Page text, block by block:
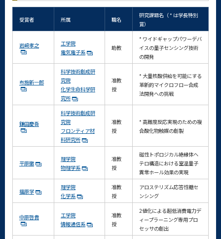
受賞者 所属 職名
研究課題名（ * は学長特別
賞）
岩﨑孝之
工学院
電気電子系
助教
* ワイドギャップパワーデバ
イスの量子センシング技術
の開発
布施新一郎
科学技術創成研
究院
化学生命科学研
究所
准教
授
* 大量核酸供給を可能にする
革新的マイクロフロー合成
法開発への挑戦
鎌田慶吾
科学技術創成研
究院
フロンティア材
料研究所
准教
授
* 高難度反応実現のための複
合酸化物触媒の創製
平原徹
理学院
物理学系
准教
授
磁性トポロジカル絶縁体ヘ
テロ構造における室温量子
異常ホール効果の実現
福原学
理学院
化学系
准教
授
アロステリズム応答性糖セ
ンシング
中原啓貴
工学院
情報通信系
准教
授
2値化による超低消費電力デ
ィープラーニング専用プロ
セッサの創出